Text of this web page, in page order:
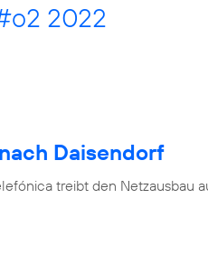
2022
Daisendorf
treibt den Netzausbau